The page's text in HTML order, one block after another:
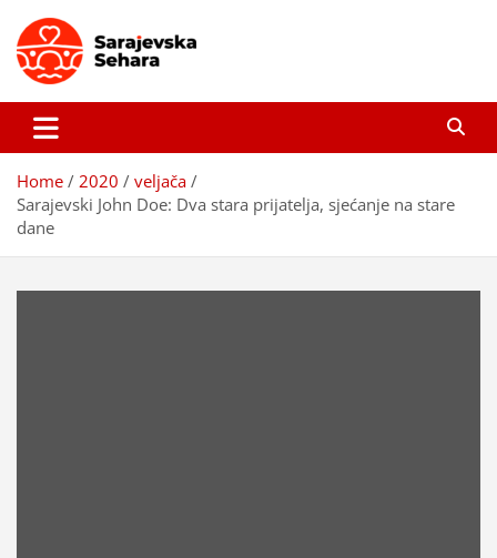
content
Sarajevska sehara
Home 2020
veljača
Sarajevski John Doe: Dva stara prijatelja, sjećanje na stare
dane